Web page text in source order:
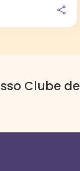
Clube de